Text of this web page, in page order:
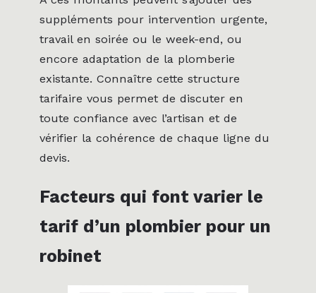
suppléments pour intervention urgente,
travail en soirée ou le week-end, ou
encore adaptation de la plomberie
existante. Connaître cette structure
tarifaire vous permet de discuter en
toute confiance avec l’artisan et de
vérifier la cohérence de chaque ligne du
devis.
Facteurs qui font varier le
tarif d’un plombier pour un
robinet